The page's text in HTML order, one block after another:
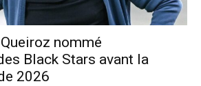
nommé
Black Stars avant la
2026